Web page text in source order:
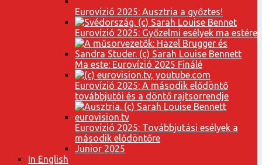
Eurovízió 2025: Ausztria a győztes!
Eurovízió 2025: Győzelmi esélyek ma estére
Ma este: Eurovízió 2025 Finálé
Eurovízió 2025: A második elődöntő
továbbjutói és a döntő rajtsorrendje
Eurovízió 2025: Továbbjutási esélyek a
második elődöntőre
Junior 2025
In English